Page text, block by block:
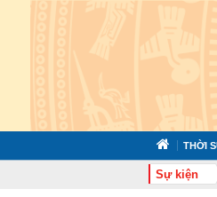
THỜI
Sự kiện
Trung đoàn